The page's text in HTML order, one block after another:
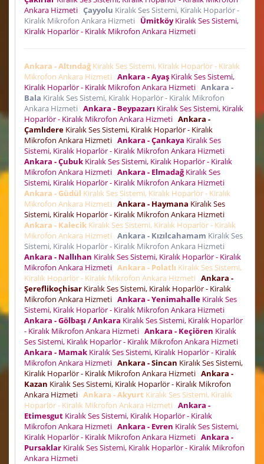
Ankara Hizmeti Çayyolu Kiralık Ses Sistemi, Kiralık Hoparlör -
Kiralık Mikrofon Ankara Hizmeti
ÜmitköyKiralık Ses Sistemi,
Kiralık Hoparlör - Kiralık Mikrofon Ankara Hizmeti
Ankara - Altındağ Kiralık Ses Sistemi, Kiralık Hoparlör - Kiralık
Mikrofon Ankara Hizmeti Ankara - Ayaş Kiralık Ses Sistemi,
Kiralık Hoparlör - Kiralık Mikrofon Ankara Hizmeti Ankara -
Bala Kiralık Ses Sistemi, Kiralık Hoparlör - Kiralık Mikrofon
Ankara Hizmeti Ankara - Beypazarı Kiralık Ses Sistemi, Kiralık
Hoparlör - Kiralık Mikrofon Ankara Hizmeti Ankara -
Çamlıdere Kiralık Ses Sistemi, Kiralık Hoparlör - Kiralık
Mikrofon Ankara Hizmeti Ankara - Çankaya Kiralık Ses
Sistemi, Kiralık Hoparlör - Kiralık Mikrofon Ankara Hizmeti
Ankara - Çubuk Kiralık Ses Sistemi, Kiralık Hoparlör - Kiralık
Mikrofon Ankara Hizmeti Ankara - ElmadağKiralık Ses
Sistemi, Kiralık Hoparlör - Kiralık Mikrofon Ankara Hizmeti
Ankara - Güdül Kiralık Ses Sistemi, Kiralık Hoparlör - Kiralık
Mikrofon Ankara Hizmeti Ankara - Haymana Kiralık Ses
Sistemi, Kiralık Hoparlör - Kiralık Mikrofon Ankara Hizmeti
Ankara - Kalecik Kiralık Ses Sistemi, Kiralık Hoparlör - Kiralık
Mikrofon Ankara Hizmeti Ankara - Kızılcahamam Kiralık Ses
Sistemi, Kiralık Hoparlör - Kiralık Mikrofon Ankara Hizmeti
Ankara - Nallıhan Kiralık Ses Sistemi, Kiralık Hoparlör - Kiralık
Mikrofon Ankara Hizmeti Ankara - Polatlı Kiralık Ses Sistemi,
Kiralık Hoparlör - Kiralık Mikrofon Ankara Hizmeti Ankara -
Şereflikoçhisar Kiralık Ses Sistemi, Kiralık Hoparlör - Kiralık
Mikrofon Ankara Hizmeti Ankara - Yenimahalle Kiralık Ses
Sistemi, Kiralık Hoparlör - Kiralık Mikrofon Ankara Hizmeti
Ankara - Gölbaşı / Ankara Kiralık Ses Sistemi, Kiralık Hoparlör
- Kiralık Mikrofon Ankara Hizmeti Ankara - Keçiören Kiralık
Ses Sistemi, Kiralık Hoparlör - Kiralık Mikrofon Ankara Hizmeti
Ankara - Mamak Kiralık Ses Sistemi, Kiralık Hoparlör - Kiralık
Mikrofon Ankara Hizmeti Ankara - Sincan Kiralık Ses Sistemi,
Kiralık Hoparlör - Kiralık Mikrofon Ankara Hizmeti Ankara -
Kazan Kiralık Ses Sistemi, Kiralık Hoparlör - Kiralık Mikrofon
Ankara Hizmeti Ankara - Akyurt Kiralık Ses Sistemi, Kiralık
Hoparlör - Kiralık Mikrofon Ankara Hizmeti Ankara -
Etimesgut Kiralık Ses Sistemi, Kiralık Hoparlör - Kiralık
Mikrofon Ankara Hizmeti Ankara - Evren Kiralık Ses Sistemi,
Kiralık Hoparlör - Kiralık Mikrofon Ankara Hizmeti Ankara -
Pursaklar Kiralık Ses Sistemi, Kiralık Hoparlör - Kiralık Mikrofon
Ankara Hizmeti